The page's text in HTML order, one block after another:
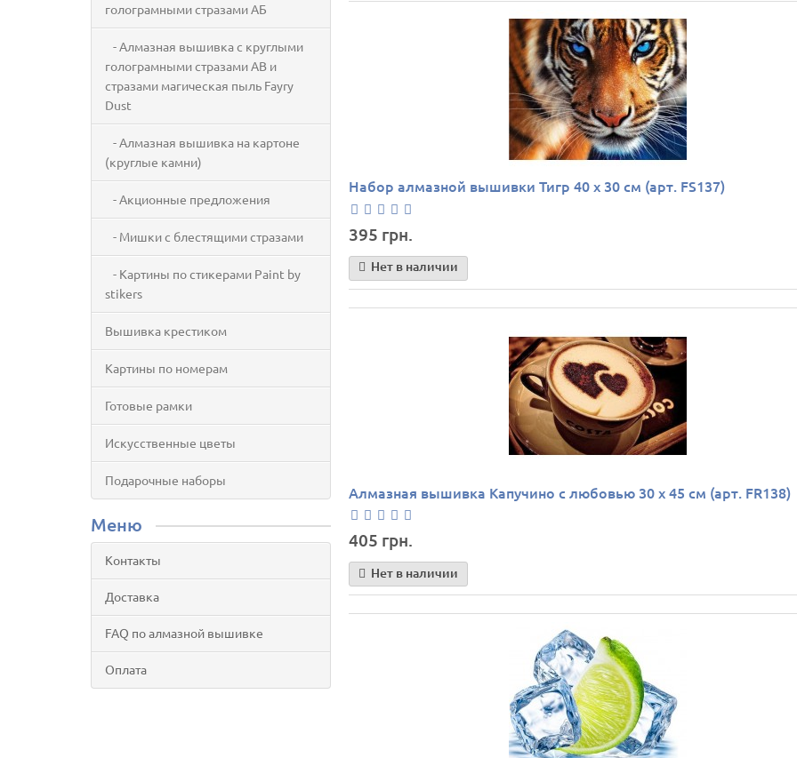
голограмными стразами АБ
- Алмазная вышивка с круглыми
голограмными стразами AB и
стразами магическая пыль Fayry
Dust
- Алмазная вышивка на картоне
(круглые камни)
- Акционные предложения
- Мишки с блестящими стразами
- Картины по стикерами Paint by
stikers
Вышивка крестиком
Картины по номерам
Готовые рамки
Искусственные цветы
Подарочные наборы
Меню
Контакты
Доставка
FAQ по алмазной вышивке
Оплата
Набор алмазной вышивки Тигр 40 х 30 см (арт. FS137)
395 грн.
Нет в наличии
Алмазная вышивка Капучино с любовью 30 х 45 см (арт. FR138)
405 грн.
Нет в наличии